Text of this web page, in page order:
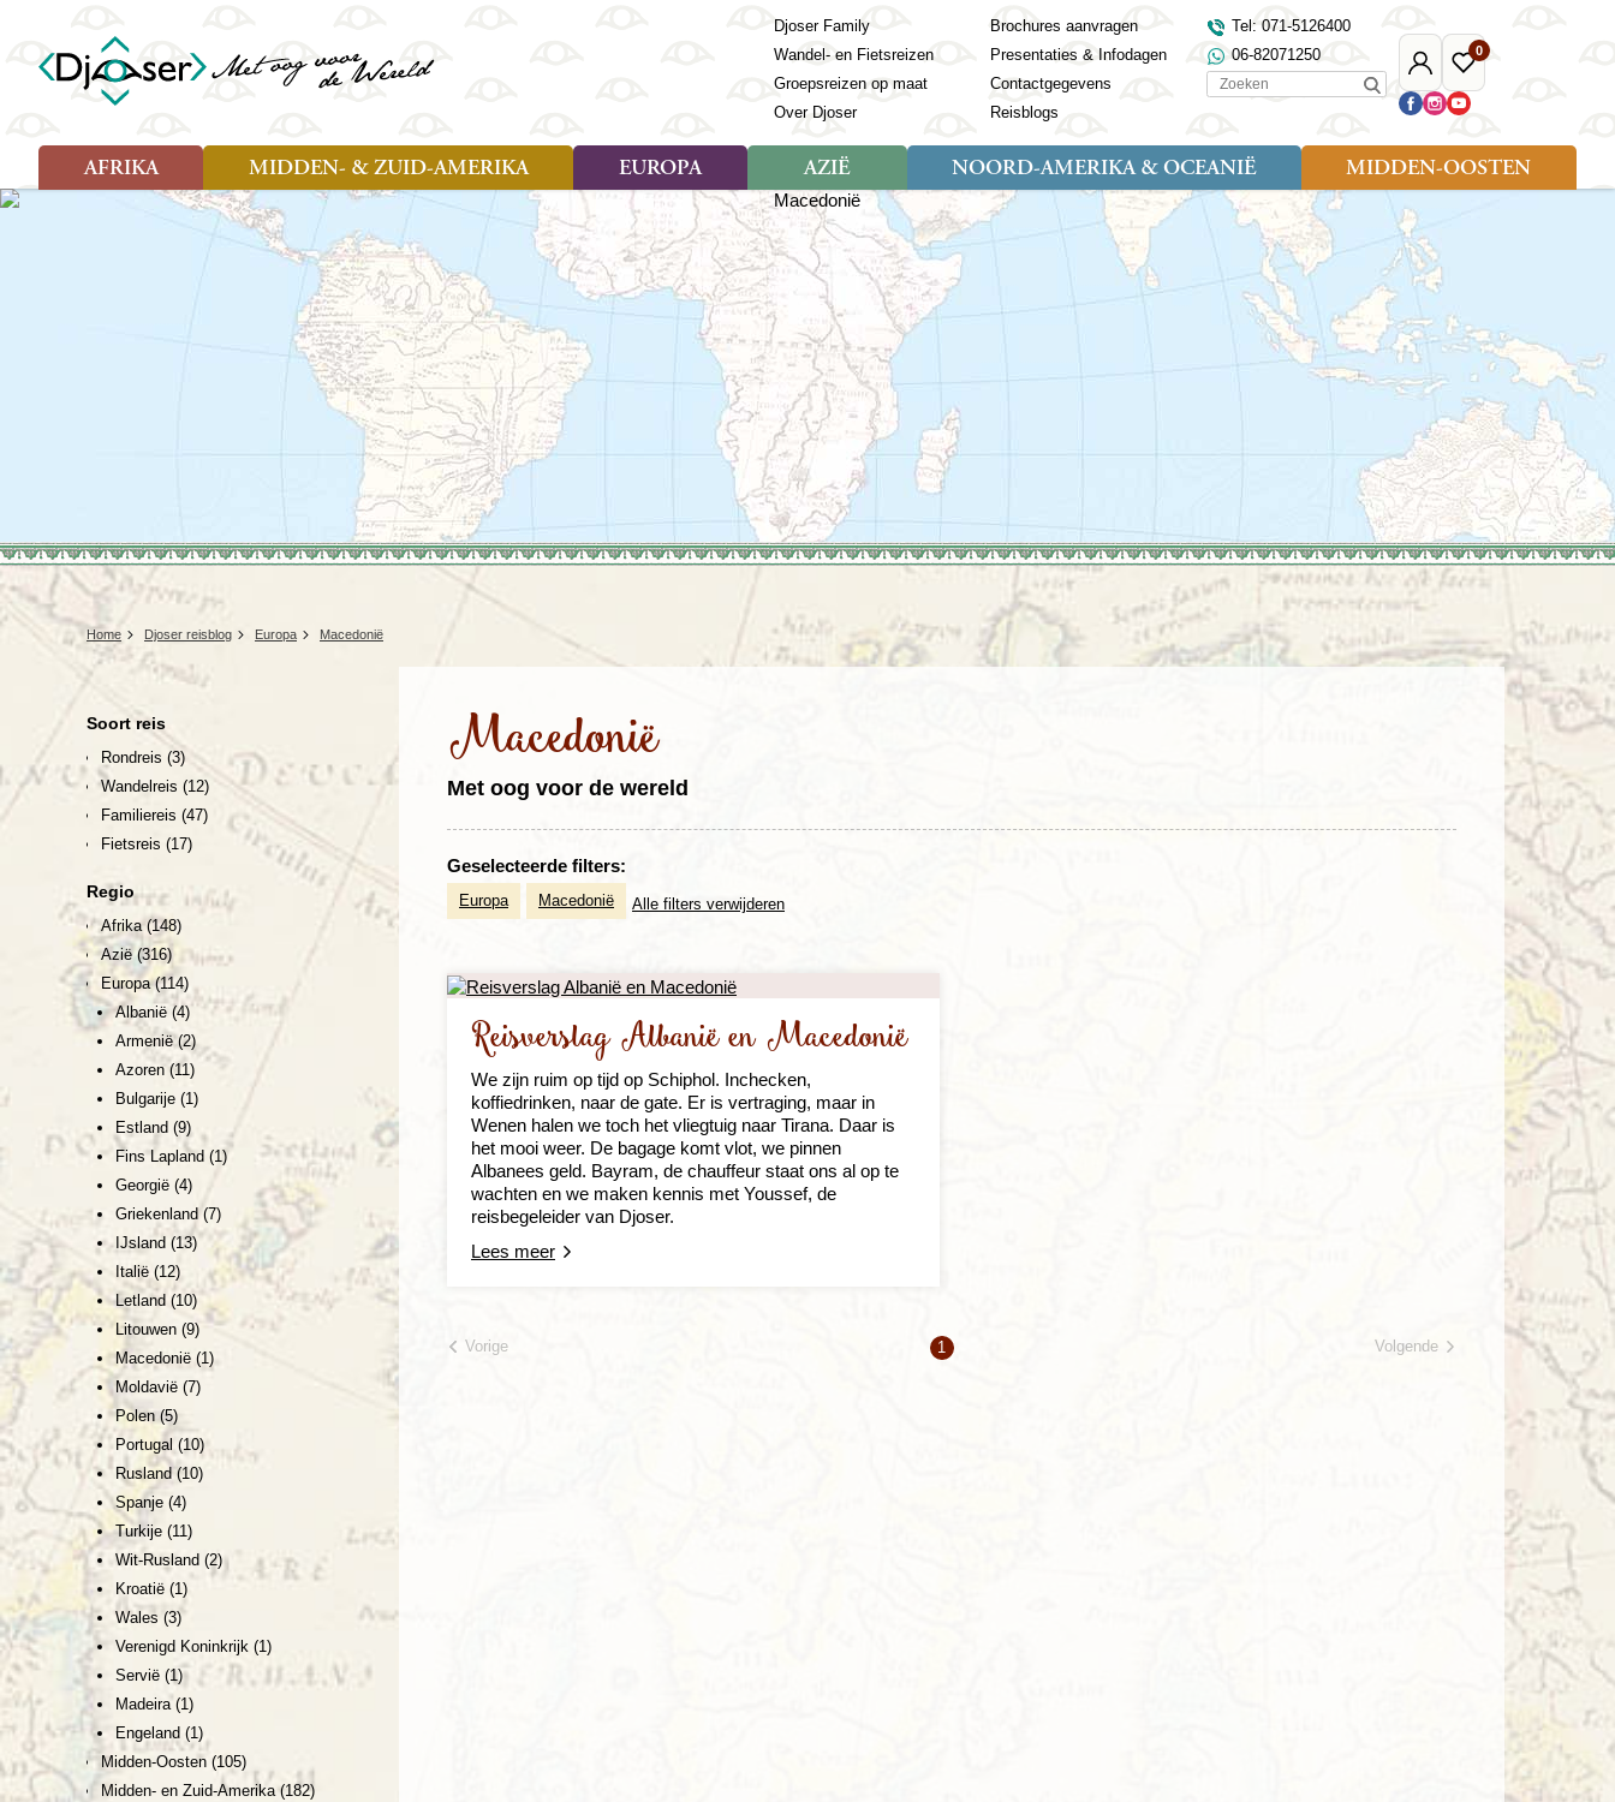
Mijn
Djoser
0
Favoriete
reizen
Djoser Family
Wandel- en Fietsreizen
Groepsreizen op maat
Over Djoser
Brochures aanvragen
Presentaties & Infodagen
Contactgegevens
Reisblogs
Tel: 071-5126400
06-82071250
Zoeken
AFRIKA
Landen
Angola
Benin
Botswana
Egypte
Ghana
Kaapverdië
Kenia
Madagaskar
Mozambique
Namibië
Sao Tomé en Principe
Swaziland
Tanzania
Togo
Zambia
Zanzibar
Zimbabwe
MIDDEN- & ZUID-AMERIKA
Soort reizen
Rondreis (25)
Familiereis (11)
Cultuur (9)
Natuur (13)
Belize
Bolivia
Brazilië
Chili
Colombia
Costa Rica
Cuba
Ecuador
El Salvador
(Frans) Guyana
Galapagos
Guatemala
Honduras
Mexico
Nicaragua
Paaseiland
Paraguay
Suriname
EUROPA
Soort reizen
Rondreis (28)
Familiereis (11)
Fietsreis (8)
Wandelreis (23)
Landen
Albanië
Andorra
Armenië
Azerbeidzjan
Azoren
Balkan
Baltische Staten
Bosnië en Herzegovina
Bulgarije
Engeland
Estland
Finland
Frankrijk
Griekenland
Montenegro
Noord-Macedonië
Noorwegen
Polen
Portugal
Roemenië
Sardinië
Verenigd Koninkrijk
AZIË
Soort reizen
Rondreis (57)
Familiereis (22)
Fietsreis (3)
Cultuur (28)
Natuur (16)
Nieuwe reizen
Rondreis China & Tibet, 42
dagen
Rondreis Sulawesi &
Molukken, 22 dagen
Landen
Bangladesh
Laos
Malediven
Maleisië
Mongolië
Nepal
Oezbekistan
Singapore
Zuid-Korea
NOORD-AMERIKA & OCEANIË
Soort reizen
Rondreis (7)
Familiereis (2)
Natuur (5)
Landen
Nieuw-Zeeland
Verenigde Staten
MIDDEN-OOSTEN
Soort reizen
Familiereis (9)
Fietsreis (1)
Landen
Egypte
Jordanië
Marokko
Oman
Saoedi-Arabië
Tunesië
Turkije
Home Djoser reisblog Europa Macedonië
Macedonië
Met oog voor de wereld
Geselecteerde filters:
Europa Macedonië Alle filters verwijderen
Reisverslag Albanië en Macedonië
We zijn ruim op tijd op Schiphol. Inchecken,
koffiedrinken, naar de gate. Er is vertraging, maar in
Wenen halen we toch het vliegtuig naar Tirana. Daar is
het mooi weer. De bagage komt vlot, we pinnen
Albanees geld. Bayram, de chauffeur staat ons al op te
wachten en we maken kennis met Youssef, de
reisbegeleider van Djoser.
Lees meer
Vorige 1 Volgende
Soort reis
Rondreis (3)
Wandelreis (12)
Familiereis (47)
Fietsreis (17)
Regio
Afrika(148)
Azië (316)
Europa(114)
Albanië (4)
Armenië(2)
Azoren (11)
Bulgarije (1)
Estland (9)
Fins Lapland (1)
Georgië (4)
Griekenland(7)
IJsland (13)
Italië (12)
Letland (10)
Litouwen (9)
Macedonië (1)
Moldavië (7)
Polen (5)
Portugal (10)
Rusland(10)
Spanje (4)
Turkije (11)
Wit-Rusland (2)
Kroatië (1)
Wales (3)
Verenigd Koninkrijk (1)
Servië (1)
Madeira (1)
Engeland (1)
Midden-Oosten (105)
Midden- en Zuid-Amerika(182)